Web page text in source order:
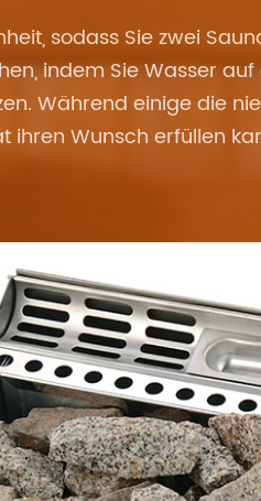
sodass Sie zwei
indem Sie Wasser
Während einige die
ihren Wunsch erfüllen